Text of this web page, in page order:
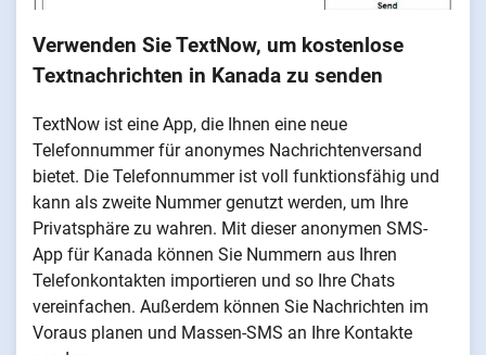
Verwenden Sie TextNow, um kostenlose
Textnachrichten in Kanada zu senden
TextNow ist eine App, die Ihnen eine neue
Telefonnummer für anonymes Nachrichtenversand
bietet. Die Telefonnummer ist voll funktionsfähig und
kann als zweite Nummer genutzt werden, um Ihre
Privatsphäre zu wahren. Mit dieser anonymen SMS-
App für Kanada können Sie Nummern aus Ihren
Telefonkontakten importieren und so Ihre Chats
vereinfachen. Außerdem können Sie Nachrichten im
Voraus planen und Massen-SMS an Ihre Kontakte